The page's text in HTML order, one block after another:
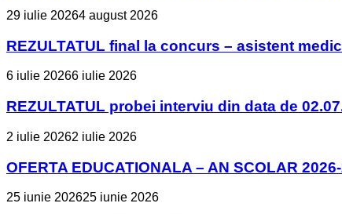
29 iulie 20264 august 2026
REZULTATUL final la concurs – asistent
6 iulie 20266 iulie 2026
REZULTATUL probei interviu din data de
2 iulie 20262 iulie 2026
OFERTA EDUCATIONALA – AN SCOLAR
25 iunie 202625 iunie 2026